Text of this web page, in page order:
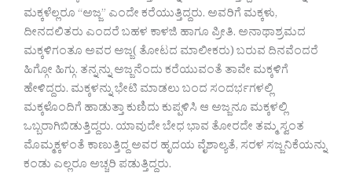
ಮಕ್ಕಳೆಲ್ಲರೂ “ಅಜ್ಜ” ಎಂದೇ ಕರೆಯುತ್ತಿದ್ದರು. ಅವರಿಗೆ ಮಕ್ಕಳು,
ದೀನದಲಿತರು ಎಂದರೆ ಬಹಳ ಕಾಳಜಿ ಹಾಗೂ ಪ್ರೀತಿ. ಅನಾಥಾಶ್ರಮದ
ಮಕ್ಕಳಿಗಂತೂ ಅವರ ಅಜ್ಜ( ತೋಟದ ಮಾಲೀಕರು) ಬರುವ ದಿನವೆಂದರೆ
ಹಿಗ್ಗೋ ಹಿಗ್ಗು. ತನ್ನನ್ನು ಅಜ್ಜನೆಂದು ಕರೆಯುವಂತೆ ತಾವೇ ಮಕ್ಕಳಿಗೆ
ಹೇಳಿದ್ದರು. ಮಕ್ಕಳನ್ನು ಭೇಟಿ ಮಾಡಲು ಬಂದ ಸಂದರ್ಭಗಳಲ್ಲಿ
ಮಕ್ಕಳೊಂದಿಗೆ ಹಾಡುತ್ತಾ ಕುಣಿದು ಕುಪ್ಪಳಿಸಿ ಆ ಅಜ್ಜನೂ ಮಕ್ಕಳಲ್ಲಿ
ಒಬ್ಬರಾಗಿಬಿಡುತ್ತಿದ್ದರು. ಯಾವುದೇ ಬೇಧ ಭಾವ ತೋರದೇ ತಮ್ಮ ಸ್ವಂತ
ಮೊಮ್ಮಕ್ಕಳಂತೆ ಕಾಣುತ್ತಿದ್ದ ಅವರ ಹೃದಯ ವೈಶಾಲ್ಯತೆ, ಸರಳ ಸಜ್ಜನಿಕೆಯನ್ನು
ಕಂಡು ಎಲ್ಲರೂ ಅಚ್ಚರಿ ಪಡುತ್ತಿದ್ದರು.